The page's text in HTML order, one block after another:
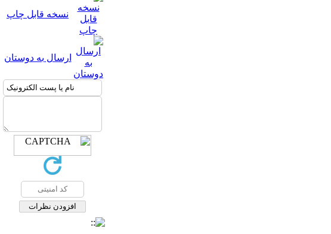
نسخه قابل چاپ
ارسال به دوستان